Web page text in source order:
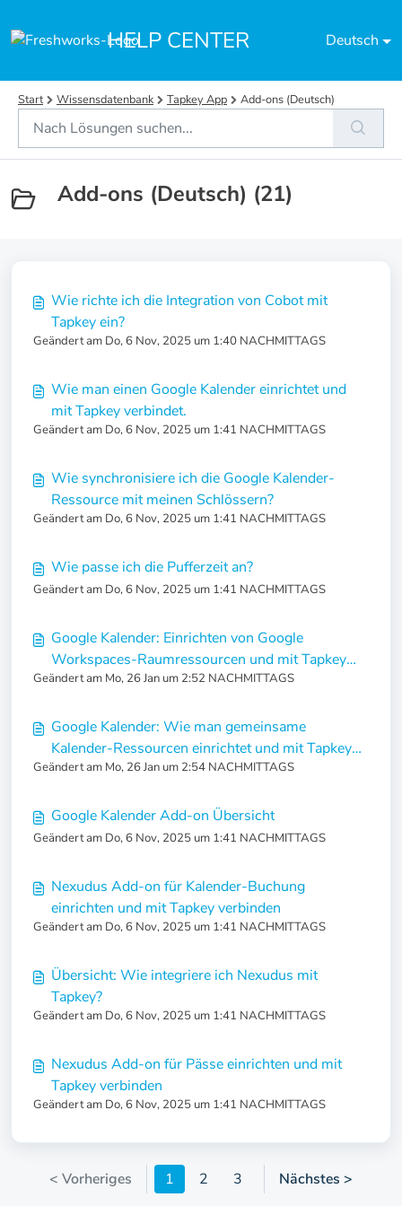
HELP CENTER Deutsch
Start Wissensdatenbank Tapkey App Add-ons (Deutsch)
Add-ons (Deutsch) (21)
Wie richte ich die Integration von Cobot mit
Tapkey ein?
Geändert am Do, 6 Nov, 2025 um 1:40 NACHMITTAGS
Wie man einen Google Kalender einrichtet und
mit Tapkey verbindet.
Geändert am Do, 6 Nov, 2025 um 1:41 NACHMITTAGS
Wie synchronisiere ich die Google Kalender-
Ressource mit meinen Schlössern?
Geändert am Do, 6 Nov, 2025 um 1:41 NACHMITTAGS
Wie passe ich die Pufferzeit an?
Geändert am Do, 6 Nov, 2025 um 1:41 NACHMITTAGS
Google Kalender: Einrichten von Google
Workspaces-Raumressourcen und mit Tapkey
verbinden
Geändert am Mo, 26 Jan um 2:52 NACHMITTAGS
Google Kalender: Wie man gemeinsame
Kalender-Ressourcen einrichtet und mit Tapkey
verbindet
Geändert am Mo, 26 Jan um 2:54 NACHMITTAGS
Google Kalender Add-on Übersicht
Geändert am Do, 6 Nov, 2025 um 1:41 NACHMITTAGS
Nexudus Add-on für Kalender-Buchung
einrichten und mit Tapkey verbinden
Geändert am Do, 6 Nov, 2025 um 1:41 NACHMITTAGS
Übersicht: Wie integriere ich Nexudus mit
Tapkey?
Geändert am Do, 6 Nov, 2025 um 1:41 NACHMITTAGS
Nexudus Add-on für Pässe einrichten und mit
Tapkey verbinden
Geändert am Do, 6 Nov, 2025 um 1:41 NACHMITTAGS
< Vorheriges 1 2 3 Nächstes >